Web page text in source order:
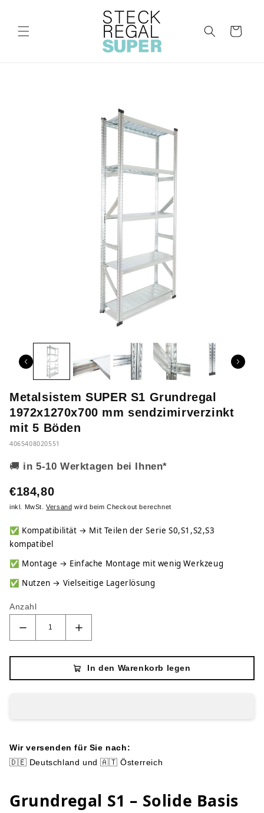
Inhalt
Warenkorb
Metalsistem SUPER S1 Grundregal
1972x1270x700 mm sendzimirverzinkt
mit 5 Böden
4065408020551
🚚 in 5-10 Werktagen bei Ihnen*
€184,80
inkl. MwSt.Versand wird beim Checkout berechnet
✅ Kompatibilität → Mit Teilen der Serie S0,S1,S2,S3
kompatibel
✅ Montage → Einfache Montage mit wenig Werkzeug
✅ Nutzen → Vielseitige Lagerlösung
Anzahl
In den Warenkorb legen
Wir versenden für Sie nach:
🇩🇪 Deutschland und 🇦🇹 Österreich
Grundregal S1 – Solide Basis